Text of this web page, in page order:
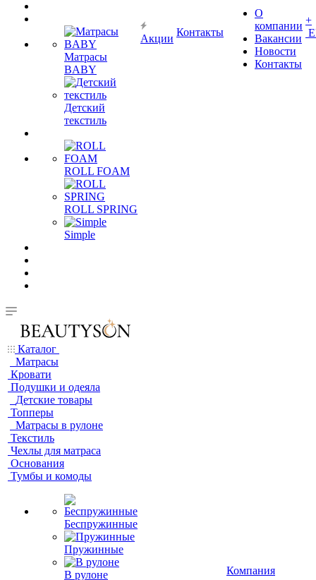
Матрасы
BABY
Детский
текстиль
ROLL FOAM
ROLL SPRING
Simple
Акции
Контакты
О
компании
Вакансии
Новости
Контакты
+
Каталог
Матрасы
Кровати
Подушки и одеяла
Детские товары
Топперы
Матрасы в рулоне
Текстиль
Чехлы для матраса
Основания
Тумбы и комоды
Беспружинные
Пружинные
В рулоне
Компания